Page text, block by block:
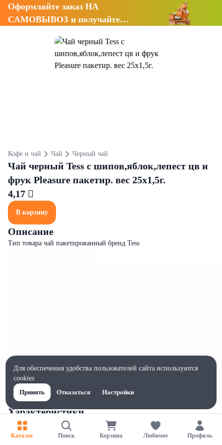
Оформляйте заказ НА
САМОВЫВОЗ и получайте
Кофе и чай Чай Черный чай
Чай черный Tess с шипов,яблок,лепест цв и
фрук Pleasure пакетир. вес 25х1,5г.
4,17 
В корзину
Описание
Тип товара чай пакетированный бренд Tess
Характеристики
Ширина, мм
80
Каталог Поиск Корзина Любимое Профиль
Для обеспечения удобства пользователей сайта используются
cookies
Принять
Отказаться Настройки